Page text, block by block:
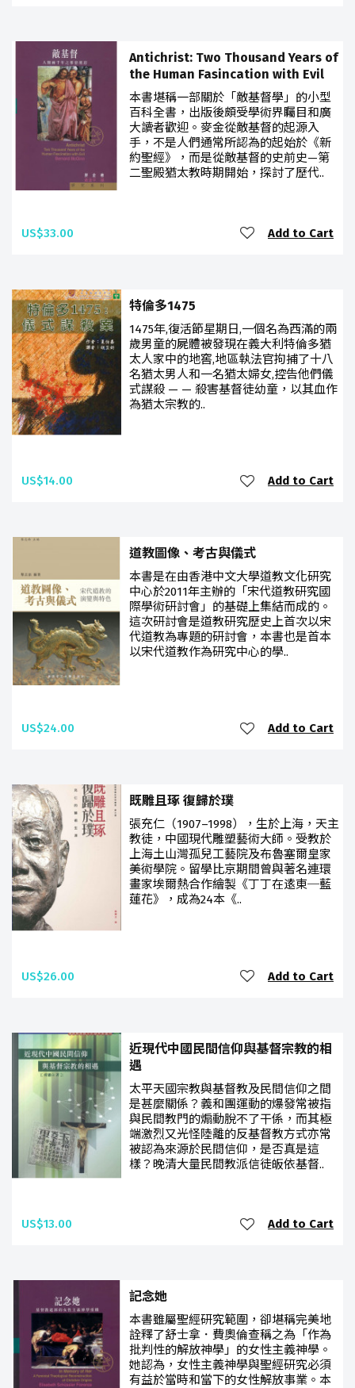
Antichrist: Two Thousand Years of
the Human Fasincation with Evil
本書堪稱一部關於「敵基督學」的小型
百科全書，出版後頗受學術界矚目和廣
大讀者歡迎。麥金從敵基督的起源入
手，不是人們通常所認為的起始於《新
約聖經》，而是從敵基督的史前史—第
二聖殿猶太教時期開始，探討了歷代..
US$33.00 Add to Cart
特倫多1475
1475年,復活節星期日,一個名為西滿的兩
歲男童的屍體被發現在義大利特倫多猶
太人家中的地窖,地區執法官拘捕了十八
名猶太男人和一名猶太婦女,控告他們儀
式謀殺 — — 殺害基督徒幼童，以其血作
為猶太宗教的..
US$14.00 Add to Cart
道教圖像、考古與儀式
本書是在由香港中文大學道教文化研究
中心於2011年主辦的「宋代道教研究國
際學術研討會」的基礎上集結而成的。
這次研討會是道教研究歷史上首次以宋
代道教為專題的研討會，本書也是首本
以宋代道教作為研究中心的學..
US$24.00 Add to Cart
既雕且琢 復歸於璞
張充仁（1907–1998），生於上海，天主
教徒，中國現代雕塑藝術大師。受教於
上海土山灣孤兒工藝院及布魯塞爾皇家
美術學院。留學比京期間曾與著名連環
畫家埃爾熱合作繪製《丁丁在逺東─藍
蓮花》，成為24本《..
US$26.00 Add to Cart
近現代中國民間信仰與基督宗教的相
遇
太平天國宗教與基督教及民間信仰之間
是甚麼關係？義和團運動的爆發常被指
與民間教門的煽動脫不了干係，而其極
端激烈又光怪陸離的反基督教方式亦常
被認為來源於民間信仰，是否真是這
樣？晚清大量民間教派信徒皈依基督..
US$13.00 Add to Cart
記念她
本書雖屬聖經研究範圍，卻堪稱完美地
詮釋了舒士拿．費奧倫查稱之為「作為
批判性的解放神學」的女性主義神學。
她認為，女性主義神學與聖經研究必須
有益於當時和當下的女性解放事業。本